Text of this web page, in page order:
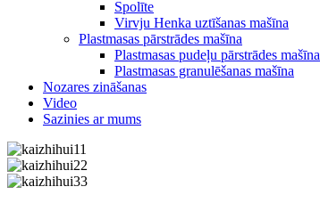
Spolīte
Virvju Henka uztīšanas mašīna
Plastmasas pārstrādes mašīna
Plastmasas pudeļu pārstrādes mašīna
Plastmasas granulēšanas mašīna
Nozares zināšanas
Video
Sazinies ar mums